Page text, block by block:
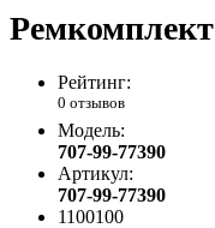
Ремкомплект
Рейтинг:
0 отзывов
Модель:
707-99-77390
Артикул:
707-99-77390
1100100